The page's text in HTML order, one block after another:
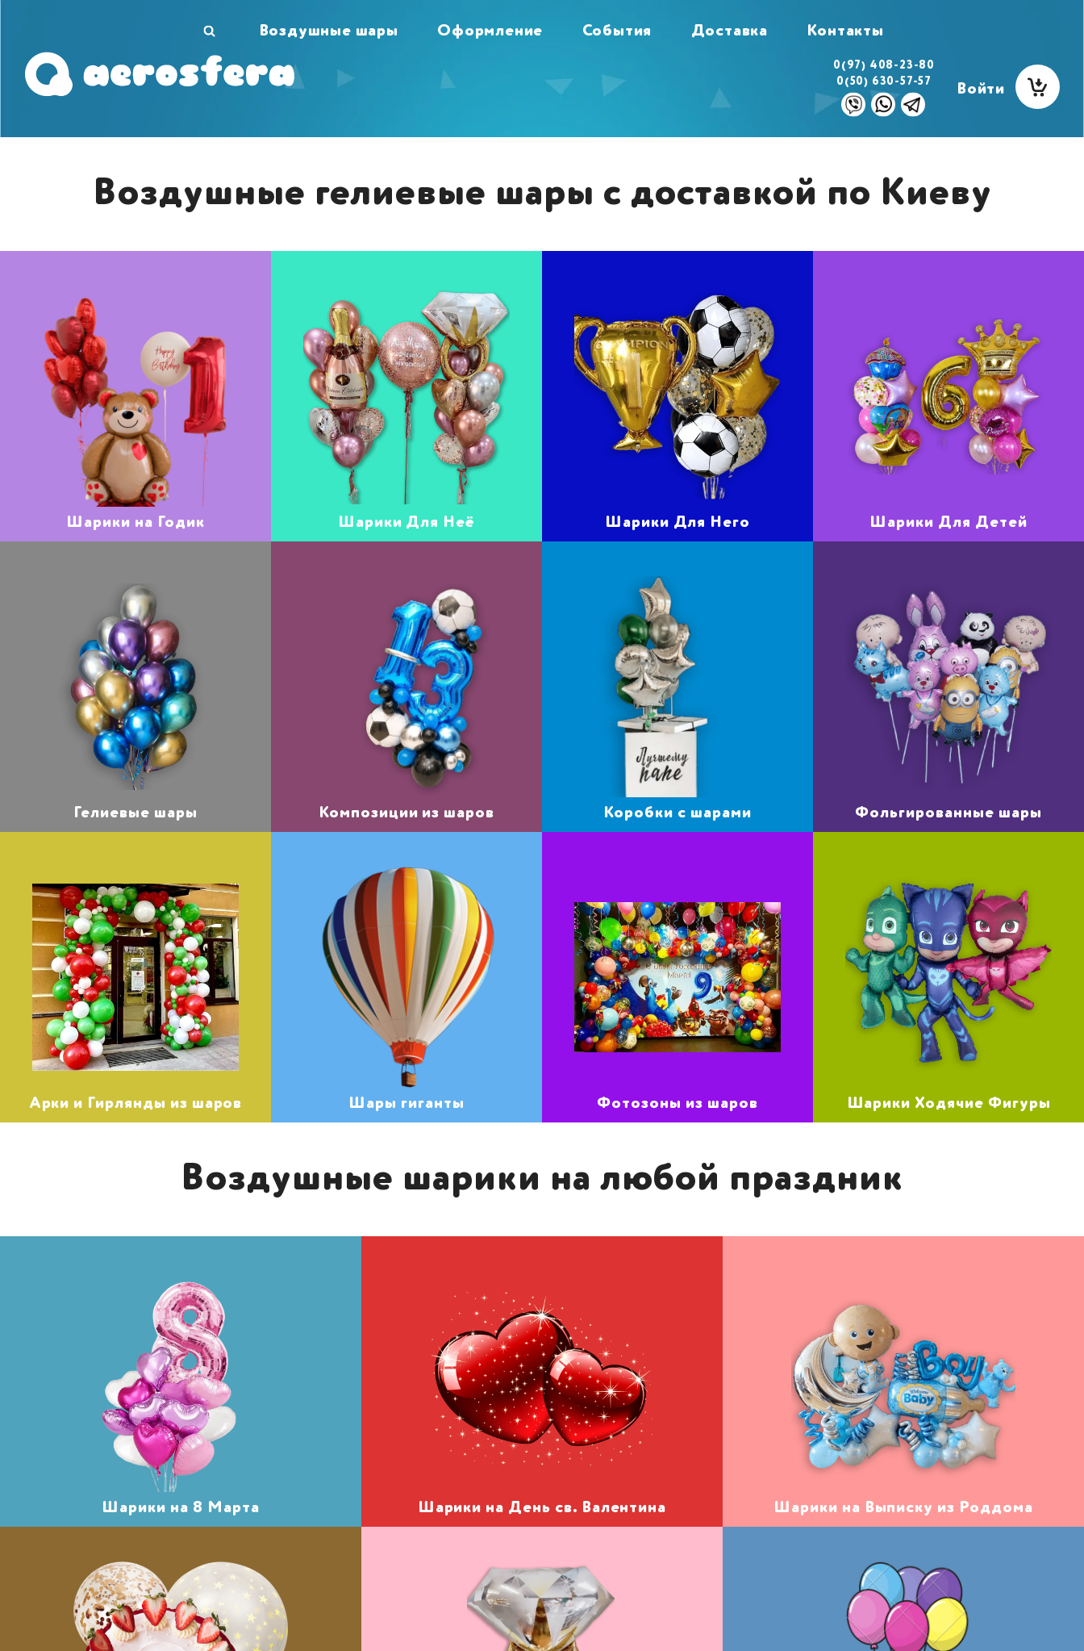
Воздушные шары Оформление События Доставка Контакты
0(97) 408-23-80
0(50) 630-57-57
Войти
Воздушные гелиевые шары с доставкой по Киеву
Шарики на Годик Шарики Для Неё Шарики Для Него Шарики Для Детей
Гелиевые шары Композиции из шаров Коробки с шарами Фольгированные шары
Арки и Гирлянды из шаров Шары гиганты Фотозоны из шаров Шарики Ходячие Фигуры
Воздушные шарики на любой праздник
Шарики на 8 Марта Шарики на День св. Валентина Шарики на Выписку из Роддома